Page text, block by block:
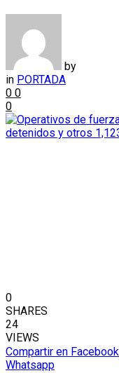
by
in PORTADA
0 0
0
0
SHARES
24
VIEWS
Compartir en Facebook
Whatsapp